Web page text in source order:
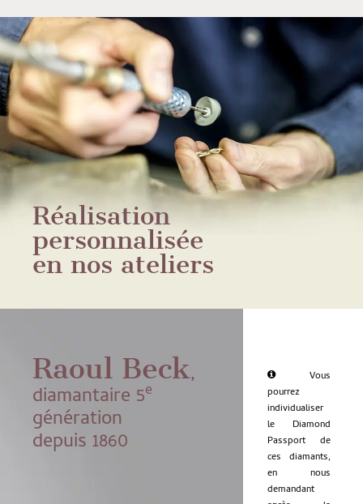
Réalisation
personnalisée
en nos ateliers
Raoul Beck,
diamantaire 5e
génération
depuis 1860
Vous
pourrez
individualiser
le Diamond
Passport de
ces diamants,
en nous
demandant